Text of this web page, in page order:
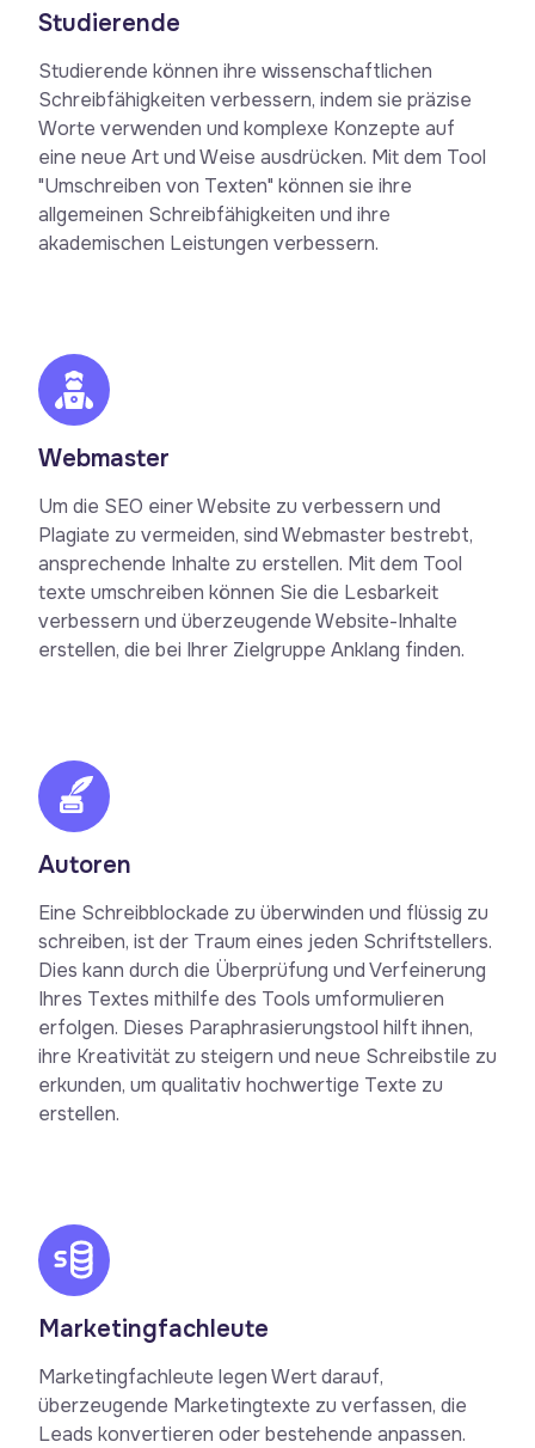
Studierende
Studierende können ihre wissenschaftlichen
Schreibfähigkeiten verbessern, indem sie präzise
Worte verwenden und komplexe Konzepte auf
eine neue Art und Weise ausdrücken. Mit dem Tool
"Umschreiben von Texten" können sie ihre
allgemeinen Schreibfähigkeiten und ihre
akademischen Leistungen verbessern.
Webmaster
Um die SEO einer Website zu verbessern und
Plagiate zu vermeiden, sind Webmaster bestrebt,
ansprechende Inhalte zu erstellen. Mit dem Tool
texte umschreiben können Sie die Lesbarkeit
verbessern und überzeugende Website-Inhalte
erstellen, die bei Ihrer Zielgruppe Anklang finden.
Autoren
Eine Schreibblockade zu überwinden und flüssig zu
schreiben, ist der Traum eines jeden Schriftstellers.
Dies kann durch die Überprüfung und Verfeinerung
Ihres Textes mithilfe des Tools umformulieren
erfolgen. Dieses Paraphrasierungstool hilft ihnen,
ihre Kreativität zu steigern und neue Schreibstile zu
erkunden, um qualitativ hochwertige Texte zu
erstellen.
Marketingfachleute
Marketingfachleute legen Wert darauf,
überzeugende Marketingtexte zu verfassen, die
Leads konvertieren oder bestehende anpassen.